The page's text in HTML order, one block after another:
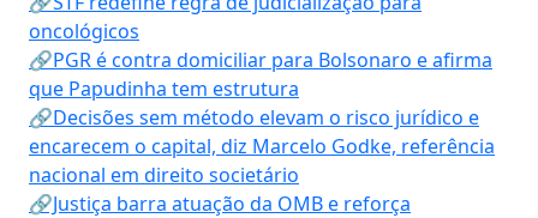
oncológicos
🔗PGR é contra domiciliar para Bolsonaro e afirma
que Papudinha tem estrutura
🔗Decisões sem método elevam o risco jurídico e
encarecem o capital, diz Marcelo Godke, referência
nacional em direito societário
🔗Justiça barra atuação da OMB e reforça